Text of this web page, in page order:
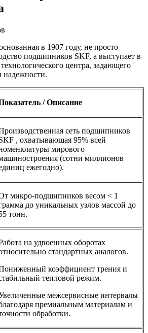
в 1907 году, не просто
подшипников SKF, а выступает в
технологического центра, задающего
надежности.
/ Описание
сеть подшипников
, охватывающая 95% всей
мирового
(сотни миллионов
ежегодно).
микро-подшипников весом < 1
до уникальных узлов массой до
тонн.
на удвоенных оборотах
стандартных аналогов.
коэффициент трения и
тепловой режим.
межсервисные интервалы
премиальным материалам и
обработки.